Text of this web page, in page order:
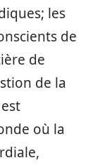
les
de
de
de la
où la